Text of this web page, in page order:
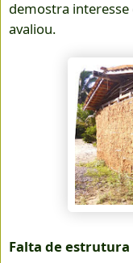
demostra interesse
avaliou.
Falta de estrutura